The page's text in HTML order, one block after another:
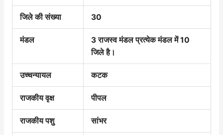
जिले की संख्या 30
मंडल
3 राजस्व मंडल प्रत्येक मंडल में 10
जिले है।
उच्चन्यायल कटक
राजकीय वृक्ष पीपल
राजकीय पशु सांभर